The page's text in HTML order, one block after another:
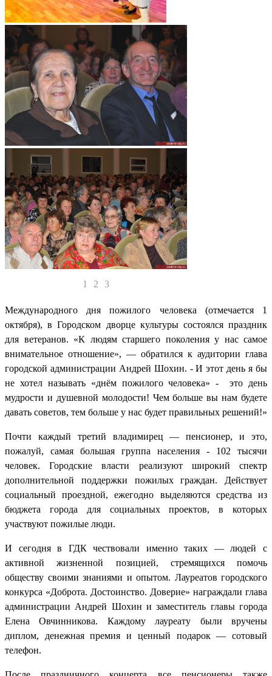
1 2 3
Международного дня пожилого человека (отмечается 1
октября), в Городском дворце культуры состоялся праздник
для ветеранов. «К людям старшего поколения у нас самое
внимательное отношение», — обратился к аудитории глава
городской администрации Андрей Шохин. - И этот день я бы
не хотел называть «днём пожилого человека» - это день
мудрости и душевной молодости! Чем больше вы нам будете
давать советов, тем больше у нас будет правильных решений!»
Почти каждый третий владимирец — пенсионер, и это,
пожалуй, самая большая группа населения - 102 тысячи
человек. Городские власти реализуют широкий спектр
дополнительной поддержки пожилых граждан. Действует
социальный проездной, ежегодно выделяются средства из
бюджета города для социальных проектов, в которых
участвуют пожилые люди.
И сегодня в ГДК чествовали именно таких — людей с
активной жизненной позицией, стремящихся помочь
обществу своими знаниями и опытом. Лауреатов городского
конкурса «Доброта. Достоинство. Доверие» награждали глава
администрации Андрей Шохин и заместитель главы города
Елена Овчинникова. Каждому лауреату были вручены
диплом, денежная премия и ценный подарок — сотовый
телефон.